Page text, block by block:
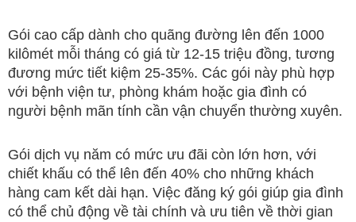
Gói cao cấp dành cho quãng đường lên đến 1000
kilômét mỗi tháng có giá từ 12-15 triệu đồng, tương
đương mức tiết kiệm 25-35%. Các gói này phù hợp
với bệnh viện tư, phòng khám hoặc gia đình có
người bệnh mãn tính cần vận chuyển thường xuyên.
Gói dịch vụ năm có mức ưu đãi còn lớn hơn, với
chiết khấu có thể lên đến 40% cho những khách
hàng cam kết dài hạn. Việc đăng ký gói giúp gia đình
có thể chủ động về tài chính và ưu tiên về thời gian